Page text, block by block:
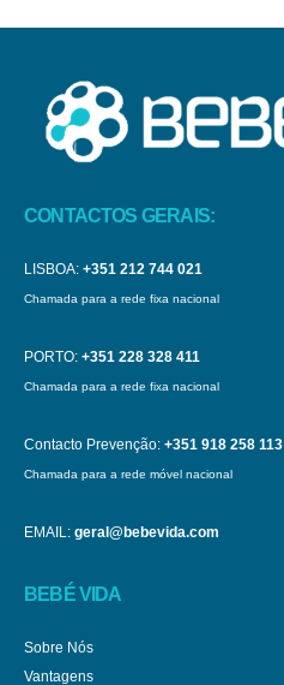
CONTACTOS GERAIS:
LISBOA: +351 212 744 021
Chamada para a rede fixa nacional
PORTO: +351 228 328 411
Chamada para a rede fixa nacional
Contacto Prevenção: +351 918 258 113
Chamada para a rede móvel nacional
EMAIL: geral@bebevida.com
BEBÉ VIDA
Sobre Nós
Vantagens